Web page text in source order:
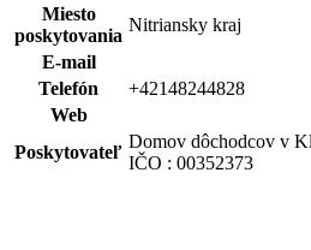
Miesto
poskytovania
Nitriansky kraj
E-mail
Telefón
+42148244828
Web
Poskytovateľ
Domov dôchodcov v
IČO : 00352373